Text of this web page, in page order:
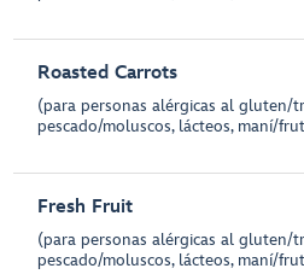
Roasted Carrots
(para personas alérgicas al gluten/
pescado/moluscos, lácteos, maní/
Fresh Fruit
(para personas alérgicas al gluten/
pescado/moluscos, lácteos, maní/